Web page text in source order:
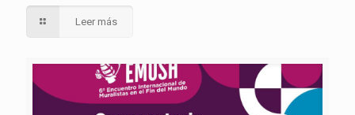
Leer más